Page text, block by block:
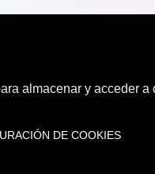
almacenar y acceder
DE COOKIES